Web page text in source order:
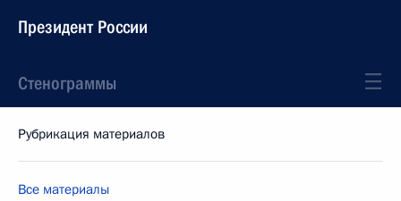
Президент России
Стенограммы
Рубрикация материалов
Все материалы